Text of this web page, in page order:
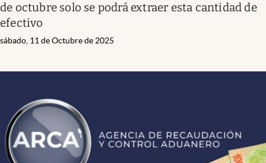
de octubre solo se podrá extraer esta cantidad de
efectivo
sábado, 11 de Octubre de 2025